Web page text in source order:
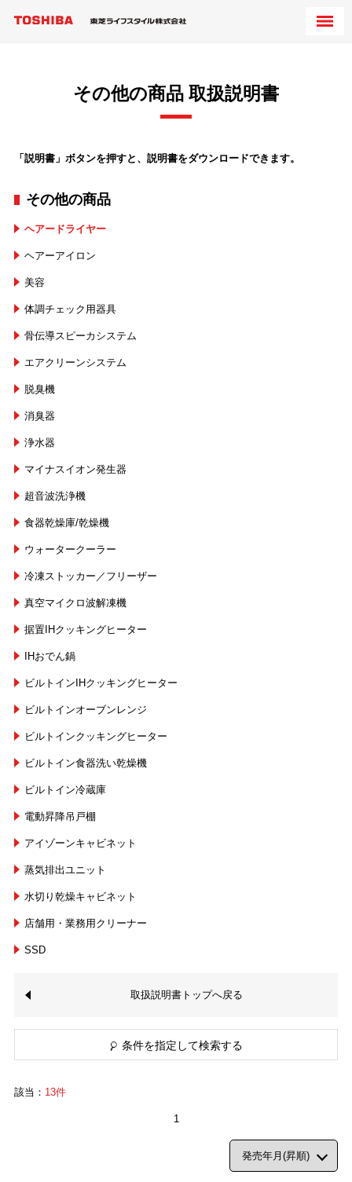
その他の商品 取扱説明書
「説明書」ボタンを押すと、説明書をダウンロードできます。
その他の商品
ヘアードライヤー
ヘアーアイロン
美容
体調チェック用器具
骨伝導スピーカシステム
エアクリーンシステム
脱臭機
消臭器
浄水器
マイナスイオン発生器
超音波洗浄機
食器乾燥庫/乾燥機
ウォータークーラー
冷凍ストッカー／フリーザー
真空マイクロ波解凍機
据置IHクッキングヒーター
IHおでん鍋
ビルトインIHクッキングヒーター
ビルトインオーブンレンジ
ビルトインクッキングヒーター
ビルトイン食器洗い乾燥機
ビルトイン冷蔵庫
電動昇降吊戸棚
アイゾーンキャビネット
蒸気排出ユニット
水切り乾燥キャビネット
店舗用・業務用クリーナー
SSD
取扱説明書トップへ戻る
条件を指定して検索する
該当： 13件
1